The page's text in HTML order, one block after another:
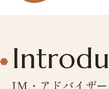
IM・アドバイザ